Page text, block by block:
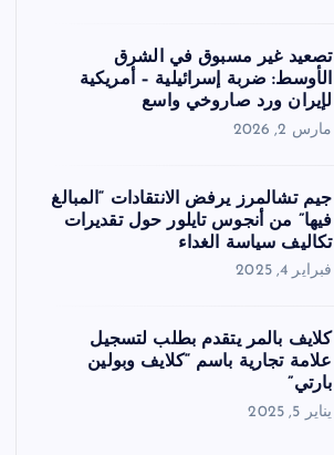
تصعيد غير مسبوق في الشرق
الأوسط: ضربة إسرائيلية – أمريكية
لإيران ورد صاروخي واسع
مارس 2, 2026
جيم تشالمرز يرفض الانتقادات “المبالغ
فيها” من أنجوس تايلور حول تقديرات
تكاليف سياسة الغداء
فبراير 4, 2025
كلايف بالمر يتقدم بطلب لتسجيل
علامة تجارية باسم “كلايف وبولين
بارتي”
يناير 5, 2025